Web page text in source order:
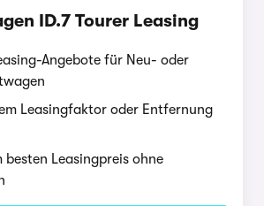
ID.7 Tourer Leasing
Angebote für Neu- oder
Leasingfaktor oder Entfernung
besten Leasingpreis ohne